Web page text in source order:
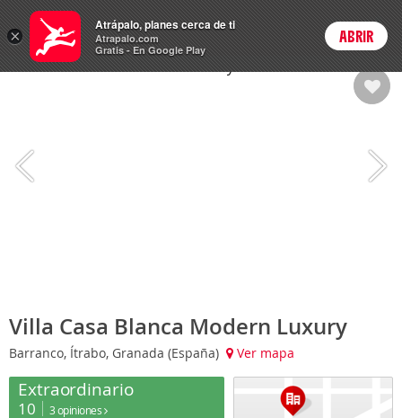
Hoteles Login
Villa Casa Blanca Modern Luxury
Barranco, Ítrabo, Granada (España) Ver mapa
Extraordinario
10 3 opiniones
×
Atrápalo, planes cerca de ti
Atrapalo.com
Gratis - En Google Play
ABRIR